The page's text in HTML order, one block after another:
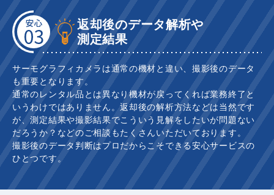
返却後のデータ解析や
測定結果
サーモグラフィカメラは通常の機材と違い、撮影後のデータ
も重要となります。
通常のレンタル品とは異なり機材が戻ってくれば業務終了と
いうわけではありません。返却後の解析方法などは当然です
が、測定結果や撮影結果でこういう見解をしたいが問題ない
だろうか？などのご相談もたくさんいただいております。
撮影後のデータ判断はプロだからこそできる安心サービスの
ひとつです。